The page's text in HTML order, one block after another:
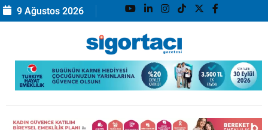
9 Ağustos 2026